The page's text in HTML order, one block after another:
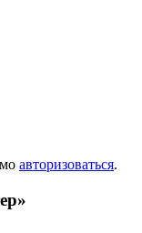
авторизоваться.